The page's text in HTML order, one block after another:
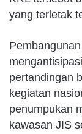
yang terletak
pertandingan
kegiatan
penumpukan
kawasan JIS